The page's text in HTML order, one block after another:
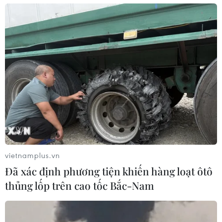
Mỹ buộc Tesla phải sửa lỗi đèn pha
gây chói cho gần 20.000 xe
17/07/2026 05:42
Xem thêm
CƠ QUAN CHỦ QUẢN: THÔNG TẤN XÃ VIỆT NAM
Tổng Biên tập: TRẦN TIẾN DUẨN
Phó Tổng Biên tập: NGUYỄN THỊ TÁM, KHÚC THANH
vietnamplus.vn
Đã xác định phương tiện khiến hàng loạt ôtô
thủng lốp trên cao tốc Bắc-Nam